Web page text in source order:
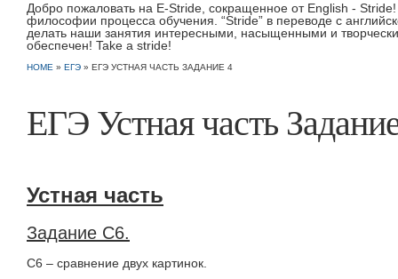
Добро пожаловать на E-Stride, сокращенное от English -
философии процесса обучения. “Stride” в переводе с
делать наши занятия интересными, насыщенными и
обеспечен! Take a stride!
HOME » ЕГЭ » ЕГЭ УСТНАЯ ЧАСТЬ ЗАДАНИЕ 4
ЕГЭ Устная часть
Устная часть
Задание С6.
С6 – сравнение двух картинок.